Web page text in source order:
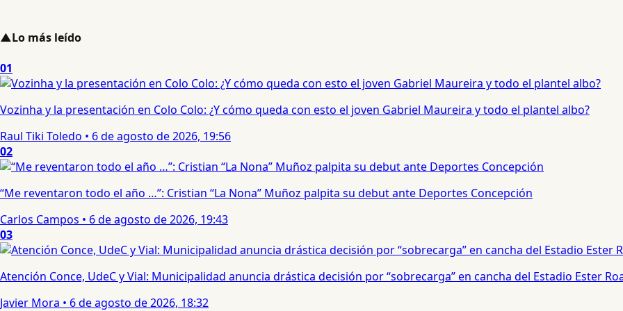
▲Lo más leído
01
Vozinha y la presentación en Colo Colo: ¿Y cómo queda con esto el joven Gabriel Maureira y todo el plantel albo?
Raul Tiki Toledo • 6 de agosto de 2026, 19:56
02
“Me reventaron todo el año …”: Cristian “La Nona” Muñoz palpita su debut ante Deportes Concepción
Carlos Campos • 6 de agosto de 2026, 19:43
03
Atención Conce, UdeC y Vial: Municipalidad anuncia drástica decisión por “sobrecarga” en cancha del Estadio Ester
Javier Mora • 6 de agosto de 2026, 18:32